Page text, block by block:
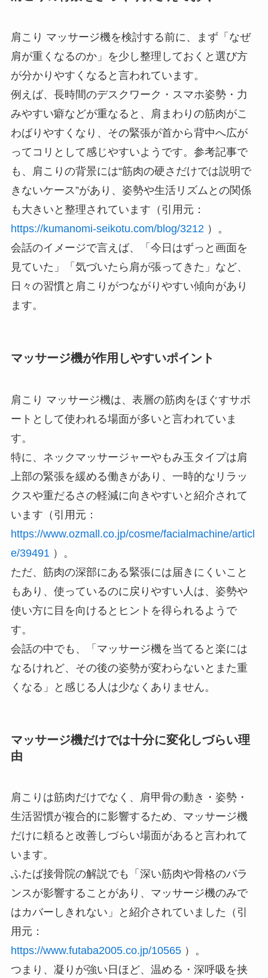
肩こり マッサージ機を検討する前に、まず「なぜ
肩が重くなるのか」を少し整理しておくと選び方
が分かりやすくなると言われています。
例えば、長時間のデスクワーク・スマホ姿勢・力
みやすい癖などが重なると、肩まわりの筋肉がこ
わばりやすくなり、その緊張が首から背中へ広が
ってコリとして感じやすいようです。参考記事で
も、肩こりの背景には“筋肉の硬さだけでは説明で
きないケース”があり、姿勢や生活リズムとの関係
も大きいと整理されています（引用元：
https://kumanomi-seikotu.com/blog/3212）。
会話のイメージで言えば、「今日はずっと画面を
見ていた」「気づいたら肩が張ってきた」など、
日々の習慣と肩こりがつながりやすい傾向があり
ます。
マッサージ機が作用しやすいポイント
肩こり マッサージ機は、表層の筋肉をほぐすサポ
ートとして使われる場面が多いと言われていま
す。
特に、ネックマッサージャーやもみ玉タイプは肩
上部の緊張を緩める働きがあり、一時的なリラッ
クスや重だるさの軽減に向きやすいと紹介されて
います（引用元：
https://www.ozmall.co.jp/cosme/facialmachine/articl
e/39491 ）。
ただ、筋肉の深部にある緊張には届きにくいこと
もあり、使っているのに戻りやすい人は、姿勢や
使い方に目を向けるとヒントを得られるようで
す。
会話の中でも、「マッサージ機を当てると楽には
なるけれど、その後の姿勢が変わらないとまた重
くなる」と感じる人は少なくありません。
マッサージ機だけでは十分に変化しづらい理
由
肩こりは筋肉だけでなく、肩甲骨の動き・姿勢・
生活習慣が複合的に影響するため、マッサージ機
だけに頼ると改善しづらい場面があると言われて
います。
ふたば接骨院の解説でも「深い筋肉や骨格のバラ
ンスが影響することがあり、マッサージ機のみで
はカバーしきれない」と紹介されていました（引
用元：
https://www.futaba2005.co.jp/10565）。
つまり、凝りが強い日ほど、温める・深呼吸を挟